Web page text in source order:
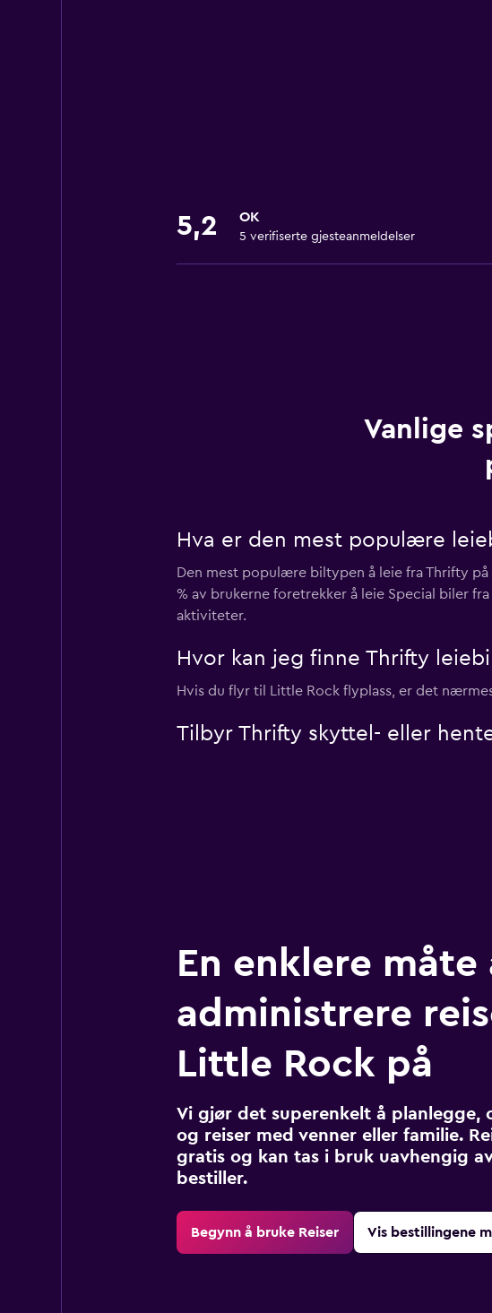
5,2 OK
5 verifiserte gjesteanmeldelser
Vanlige
Hva er den mest populære
Den mest populære biltypen å leie fra Thrifty
% av brukerne foretrekker å leie Special biler
aktiviteter.
Hvor kan jeg finne Thrifty
Hvis du flyr til Little Rock flyplass, er det
Tilbyr Thrifty skyttel- eller
En enklere måte
administrere
Little Rock på
Vi gjør det superenkelt å planlegge,
og reiser med venner eller familie.
gratis og kan tas i bruk uavhengig
bestiller.
Begynn å bruke Reiser Vis bestillingene